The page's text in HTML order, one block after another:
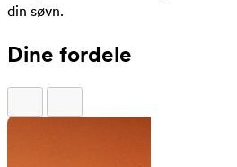
din søvn.
Dine fordele